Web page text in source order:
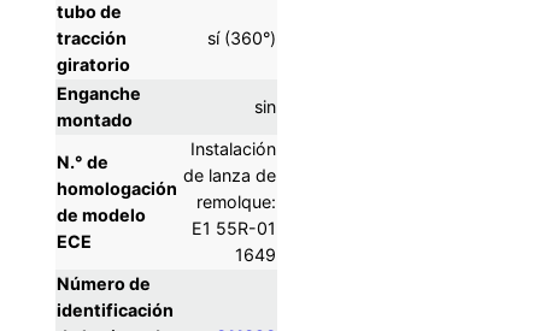
tubo de
tracción
giratorio
sí (360°)
Enganche
montado
sin
N.° de
homologación
de modelo
ECE
Instalación
de lanza de
remolque:
E1 55R-01
1649
Número de
identificación